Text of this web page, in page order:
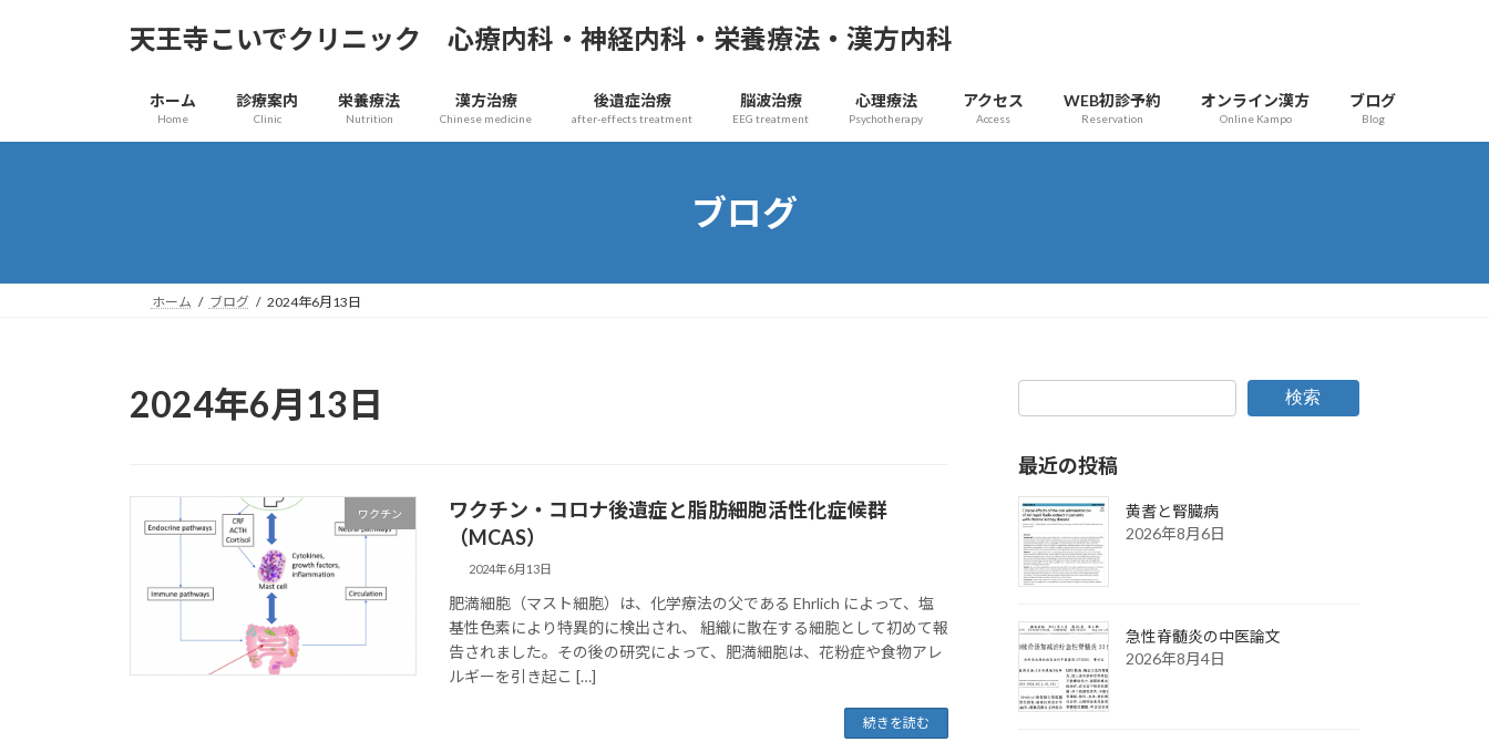
へ
ョ
天王寺こいでクリニック 心療内科・神経内科・栄養療法・漢方内科
ホーム
Home
診療案内
Clinic
栄養療法
Nutrition
漢方治療
Chinese medicine
後遺症治療
after-effects treatment
脳波治療
EEG treatment
心理療法
Psychotherapy
アクセス
Access
WEB初診予約
Reservation
オンライン漢方
Online Kampo
ブログ
Blog
ブログ
ホーム ブログ 2024年6月13日
2024年6月13日
ワクチン
ワクチン・コロナ後遺症と脂肪細胞活性化症候群
（MCAS）
2024年6月13日
肥満細胞（マスト細胞）は、化学療法の父である Ehrlich によって、塩
基性色素により特異的に検出され、 組織に散在する細胞として初めて報
告されました。その後の研究によって、肥満細胞は、花粉症や食物アレ
ルギーを引き起こ […]
続きを読む
検索
最近の投稿
黄耆と腎臓病
2026年8月6日
急性脊髄炎の中医論文
2026年8月4日